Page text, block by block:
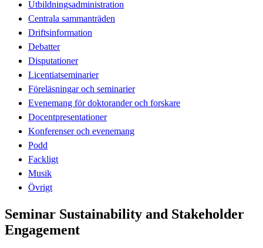
Utbildningsadministration
Centrala sammanträden
Driftsinformation
Debatter
Disputationer
Licentiatseminarier
Föreläsningar och seminarier
Evenemang för doktorander och forskare
Docentpresentationer
Konferenser och evenemang
Podd
Fackligt
Musik
Övrigt
Seminar Sustainability and Stakeholder
Engagement